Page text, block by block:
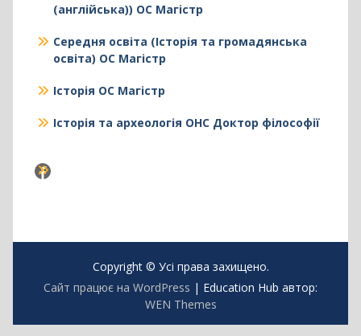
(англійська)) ОС Магістр
Середня освіта (Історія та громадянська
освіта) ОС Магістр
Історія ОС Магістр
Історія та археологія ОНС Доктор філософії
Facebook
Copyright © Усі права захищено.
Сайт працює на WordPress | Education Hub автор:
WEN Themes